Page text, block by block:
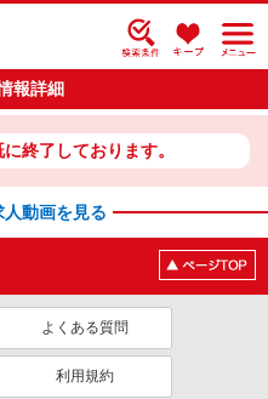
報詳細
終了しております。
動画を見る
よくある質問
利用規約